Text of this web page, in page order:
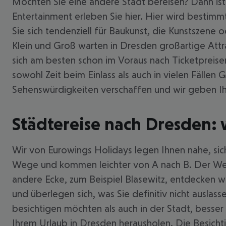
Entertainment erleben Sie hier. Hier wird
Sie sich tendenziell für Baukunst, die
Klein und Groß warten in Dresden großartige
sich am besten schon im Voraus nach
sowohl Zeit beim Einlass als auch in vielen
Sehenswürdigkeiten verschaffen und wir geben
Städtereise nach
Wir von Eurowings Holidays legen Ihnen nahe,
Wege und kommen leichter von A nach B. Der
andere Ecke, zum Beispiel Blasewitz, entdecken
und überlegen sich, was Sie definitiv nicht
besichtigen möchten als auch in der Stadt,
Ihrem Urlaub in Dresden herausholen. Die